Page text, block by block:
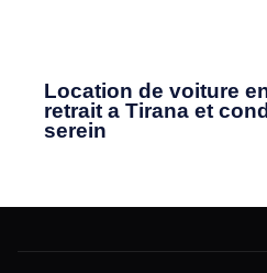
Location de voiture
retrait a Tirana et
serein